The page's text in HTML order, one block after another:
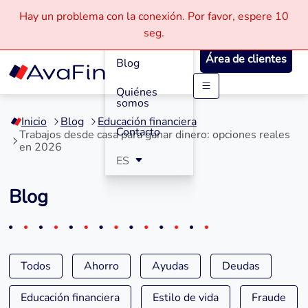
Saltar
contenido
Hay un problema con la conexión. Por favor, espere 10
seg.
Cómo
Funciona
Blog
Quiénes
somos
Contacto
ES
Área de clientes
Inicio Blog
Educación financiera
Trabajos desde casa para ganar dinero: opciones reales
en 2026
Blog
Todos Ahorro Ayudas Deudas
Educación financiera Estilo de vida Fraude